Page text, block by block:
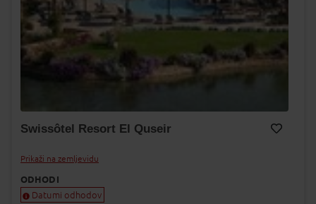
Swissôtel Resort El Quseir
Prikaži na zemljevidu
ODHODI
Datumi odhodov